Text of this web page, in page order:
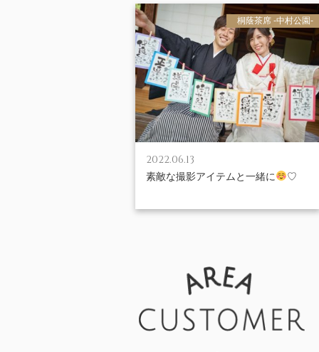
2022.06.13
素敵な撮影アイテムと一緒に ♡
桐蔭茶席 -中村公園-